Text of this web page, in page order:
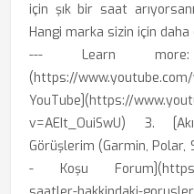
için şık bir saat
Hangi marka sizin için daha
--- Learn
(https://
YouTube](https://
v=AEIt_OuiSwU) 3.
Görüşlerim (Garmin,
- Koşu Forum](https://